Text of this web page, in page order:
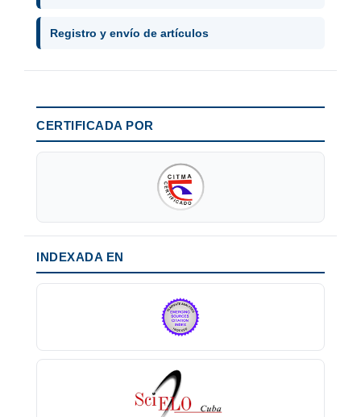
Registro y envío de artículos
CERTIFICADA POR
INDEXADA EN